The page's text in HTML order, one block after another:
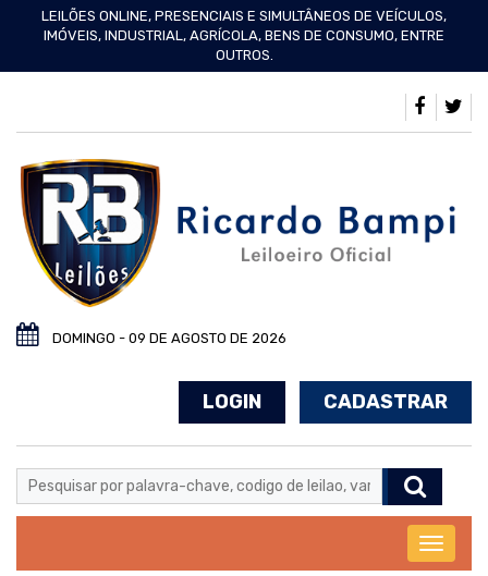
LEILÕES ONLINE, PRESENCIAIS E SIMULTÂNEOS DE VEÍCULOS,
IMÓVEIS, INDUSTRIAL, AGRÍCOLA, BENS DE CONSUMO, ENTRE
OUTROS.
DOMINGO - 09 DE AGOSTO DE 2026
LOGIN CADASTRAR
Abrir
menu